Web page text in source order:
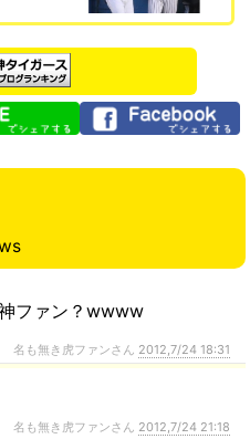
ファン？wwww
名も無き虎ファンさん 2012,7/24 18:31
名も無き虎ファンさん 2012,7/24 21:18